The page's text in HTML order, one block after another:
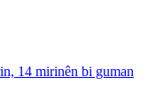
14 mirinên bi guman